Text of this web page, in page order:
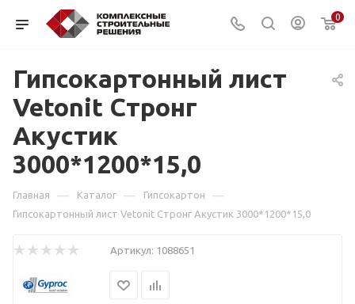
0
Гипсокартонный лист
Vetonit Стронг
Акустик
3000*1200*15,0
Главная — Каталог — Гипсокартон —
Гипсокартонный лист Vetonit Стронг Акустик 3000*1200*15,0
Артикул: 1088651